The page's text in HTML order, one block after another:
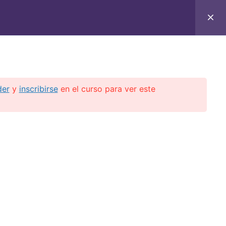
y inscribirseen el curso para ver este